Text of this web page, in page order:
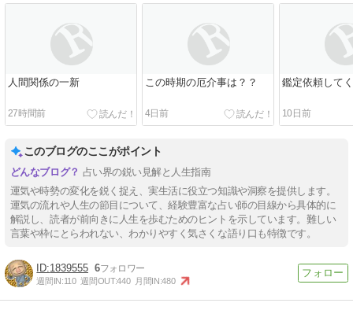
人間関係の一新
27時間前
この時期の厄介事は？？
4日前
鑑定依頼して
10日前
このブログのここがポイント
占い界の鋭い見解と人生指南
運気や時勢の変化を鋭く捉え、実生活に役立つ知識や洞察を提供します。
運気の流れや人生の節目について、経験豊富な占い師の目線から具体的に
解説し、読者が前向きに人生を歩むためのヒントを示しています。難しい
言葉や枠にとらわれない、わかりやすく気さくな語り口も特徴です。
1839555 6
週間IN:110 週間OUT:440 月間IN:480